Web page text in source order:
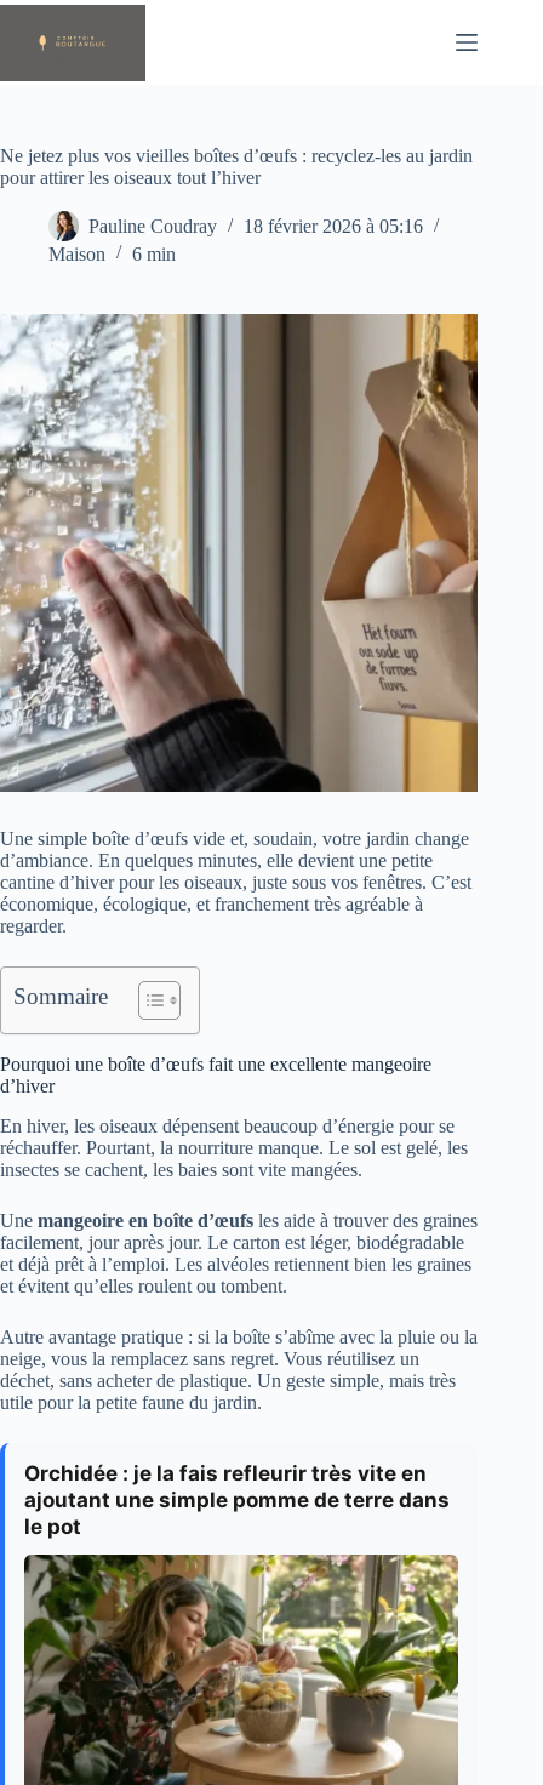
Passer
contenu
Ne jetez plus vos vieilles boîtes d’œufs : recyclez-les au jardin
pour attirer les oiseaux tout l’hiver
Pauline Coudray
18 février 2026 à 05:16
Maison
6 min
Une simple boîte d’œufs vide et, soudain, votre jardin change
d’ambiance. En quelques minutes, elle devient une petite
cantine d’hiver pour les oiseaux, juste sous vos fenêtres. C’est
économique, écologique, et franchement très agréable à
regarder.
Sommaire
Pourquoi une boîte d’œufs fait une excellente mangeoire
d’hiver
En hiver, les oiseaux dépensent beaucoup d’énergie pour se
réchauffer. Pourtant, la nourriture manque. Le sol est gelé, les
insectes se cachent, les baies sont vite mangées.
Une mangeoire en boîte d’œufs les aide à trouver des graines
facilement, jour après jour. Le carton est léger, biodégradable
et déjà prêt à l’emploi. Les alvéoles retiennent bien les graines
et évitent qu’elles roulent ou tombent.
Autre avantage pratique : si la boîte s’abîme avec la pluie ou la
neige, vous la remplacez sans regret. Vous réutilisez un
déchet, sans acheter de plastique. Un geste simple, mais très
utile pour la petite faune du jardin.
Orchidée : je la fais refleurir très vite en
ajoutant une simple pomme de terre dans
le pot